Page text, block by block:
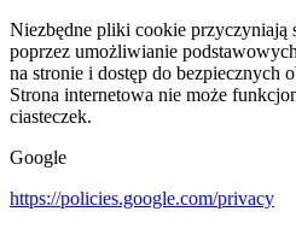
Niezbędne pliki cookie przyczyniają
poprzez umożliwianie
na stronie i dostęp do bezpiecznych
Strona internetowa nie może
ciasteczek.
Google
https://policies.google.com/privacy